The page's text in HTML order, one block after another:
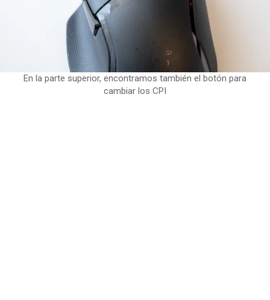
En la parte superior, encontramos también el botón para
cambiar los CPI